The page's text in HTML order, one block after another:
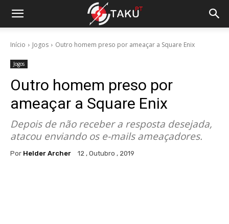
Início Jogos Outro homem preso por ameaçar a Square Enix
Jogos
Outro homem preso por
ameaçar a Square Enix
Depois de não receber a resposta desejada,
atacou enviando os e-mails ameaçadores.
Por Helder Archer 12 , Outubro , 2019